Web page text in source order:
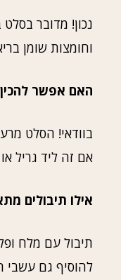
נכון! מדובר בסלט
וחומצות שומן
האם אפשר
בוודאי! הסלט
אם זה ליד גריל
אילו תיבולים
תיבול עם מלח
להוסיף גם עשבי